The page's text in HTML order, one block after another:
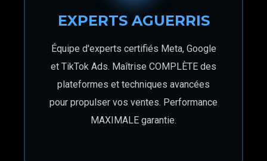
EXPERTS AGUERRIS
Équipe d'experts certifiés Meta, Google
et TikTok Ads. Maîtrise COMPLÈTE des
plateformes et techniques avancées
pour propulser vos ventes. Performance
MAXIMALE garantie.